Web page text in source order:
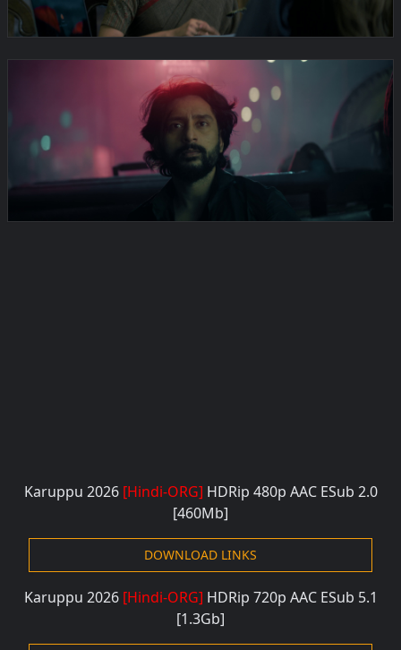
Karuppu 2026 [Hindi-ORG] HDRip 480p AAC ESub 2.0
[460Mb]
DOWNLOAD LINKS
Karuppu 2026 [Hindi-ORG] HDRip 720p AAC ESub 5.1
[1.3Gb]